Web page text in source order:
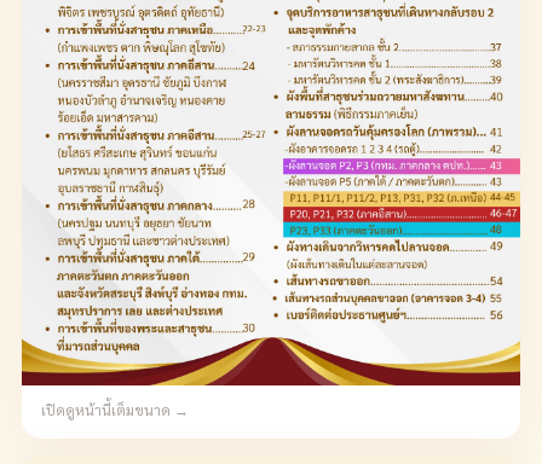
เปิดดูหน้านี้เต็มขนาด →